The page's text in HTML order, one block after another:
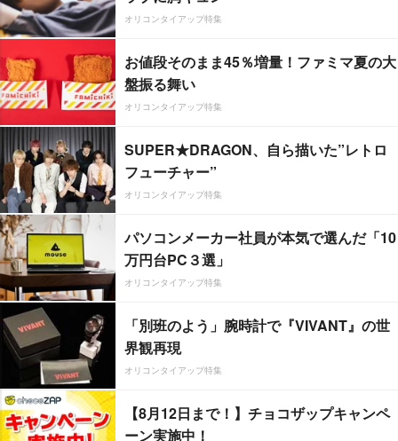
オリコンタイアップ特集
お値段そのまま45％増量！ファミマ夏の大
盤振る舞い
オリコンタイアップ特集
SUPER★DRAGON、自ら描いた”レトロ
フューチャー”
オリコンタイアップ特集
パソコンメーカー社員が本気で選んだ「10
万円台PC３選」
オリコンタイアップ特集
「別班のよう」腕時計で『VIVANT』の世
界観再現
オリコンタイアップ特集
【8月12日まで！】チョコザップキャンペ
ーン実施中！